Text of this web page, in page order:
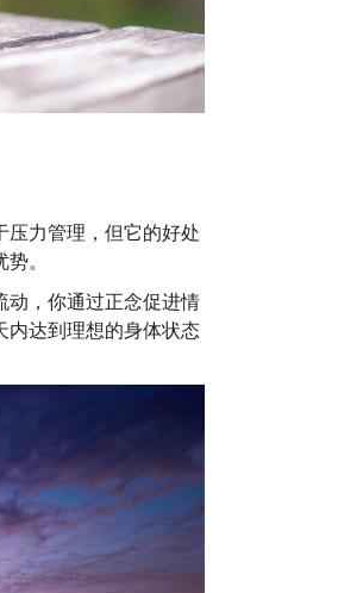
压力管理，但它的好处
。
动，你通过正念促进情
内达到理想的身体状态